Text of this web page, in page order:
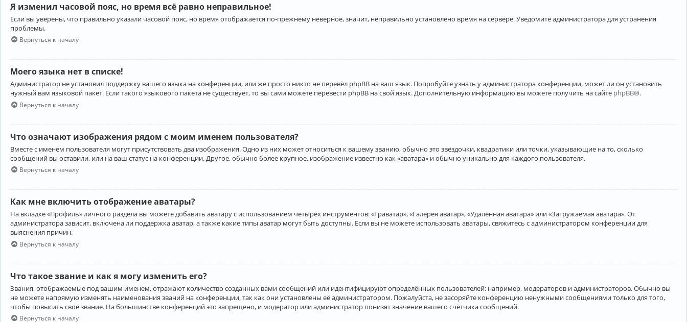
Я изменил часовой пояс, но время всё равно неправильное!
Если вы уверены, что правильно указали часовой пояс, но время отображается по-прежнему неверное, значит, неправильно установлено время на сервере. Уведомите администратора для устранения
проблемы.
Вернуться к началу
Моего языка нет в списке!
Администратор не установил поддержку вашего языка на конференции, или же просто никто не перевёл phpBB на ваш язык. Попробуйте узнать у администратора конференции, может ли он установить
нужный вам языковой пакет. Если такого языкового пакета не существует, то вы сами можете перевести phpBB на свой язык. Дополнительную информацию вы можете получить на сайте phpBB®.
Вернуться к началу
Что означают изображения рядом с моим именем пользователя?
Вместе с именем пользователя могут присутствовать два изображения. Одно из них может относиться к вашему званию, обычно это звёздочки, квадратики или точки, указывающие на то, сколько
сообщений вы оставили, или на ваш статус на конференции. Другое, обычно более крупное, изображение известно как «аватара» и обычно уникально для каждого пользователя.
Вернуться к началу
Как мне включить отображение аватары?
На вкладке «Профиль» личного раздела вы можете добавить аватару с использованием четырёх инструментов: «Граватар», «Галерея аватар», «Удалённая аватара» или «Загружаемая аватара». От
администратора зависит, включена ли поддержка аватар, а также какие типы аватар могут быть доступны. Если вы не можете использовать аватары, свяжитесь с администратором конференции для
выяснения причин.
Вернуться к началу
Что такое звание и как я могу изменить его?
Звания, отображаемые под вашим именем, отражают количество созданных вами сообщений или идентифицируют определённых пользователей: например, модераторов и администраторов. Обычно вы
не можете напрямую изменять наименования званий на конференции, так как они установлены её администратором. Пожалуйста, не засоряйте конференцию ненужными сообщениями только для того,
чтобы повысить своё звание. На большинстве конференций это запрещено, и модератор или администратор понизят значение вашего счётчика сообщений.
Вернуться к началу